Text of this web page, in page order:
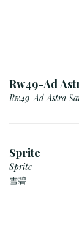
Rw49-Ad
Sangiovese
Rw49-Ad Astra
Sprite
Sprite
雪碧